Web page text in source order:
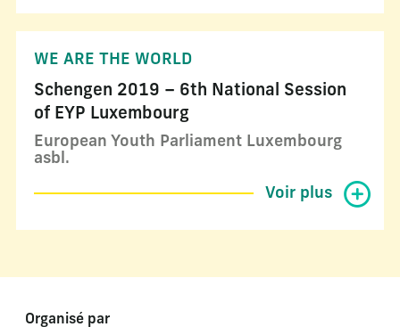
WE ARE THE WORLD
Schengen 2019 – 6th National Session
of EYP Luxembourg
European Youth Parliament Luxembourg
asbl.
Voir plus
Organisé par